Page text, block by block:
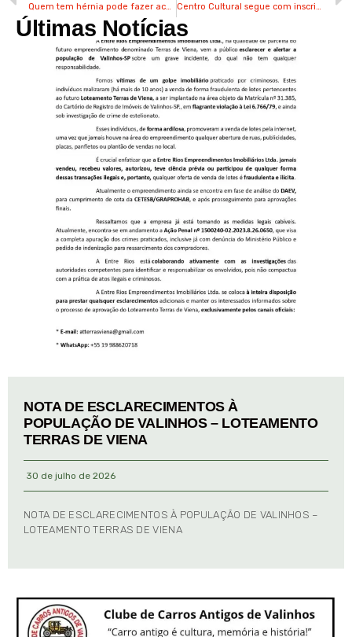
Quem tem hérnia pode fazer academia? Especialista de Valinhos responde Centro Cultural segue com inscrições abertas até na próxima 4ª em Valinhos
Últimas Notícias
NOTA DE ESCLARECIMENTOS À
POPULAÇÃO DE VALINHOS – LOTEAMENTO
TERRAS DE VIENA
30 de julho de 2026
NOTA DE ESCLARECIMENTOS À POPULAÇÃO DE VALINHOS –
LOTEAMENTO TERRAS DE VIENA